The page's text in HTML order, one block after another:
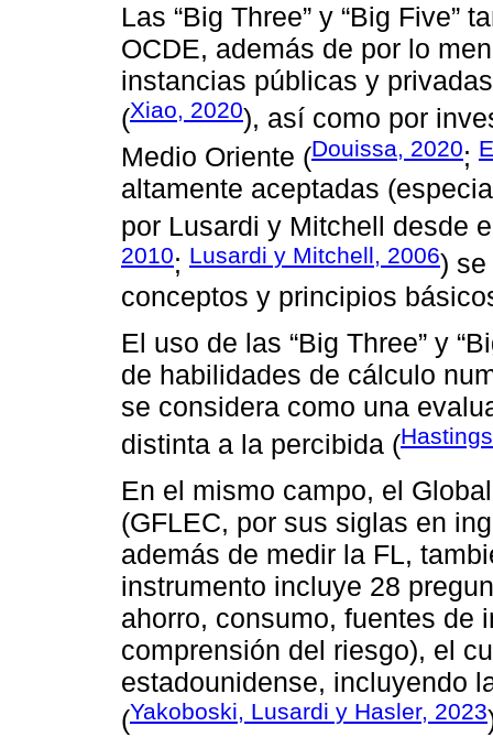
Las “Big Three” y “Big Five”
OCDE, además de por lo
instancias públicas y
(Xiao, 2020), así como por
Medio Oriente (Douissa, 2020;
altamente aceptadas
por Lusardi y Mitchell desde
2010; Lusardi y Mitchell, 2006) se
conceptos y principios
El uso de las “Big Three” y
de habilidades de cálculo
se considera como una
distinta a la percibida (
En el mismo campo, el
(GFLEC, por sus siglas en
además de medir la FL,
instrumento incluye 28
ahorro, consumo, fuentes de
comprensión del riesgo), el
estadounidense, incluyendo
(Yakoboski, Lusardi y Hasler, 2023